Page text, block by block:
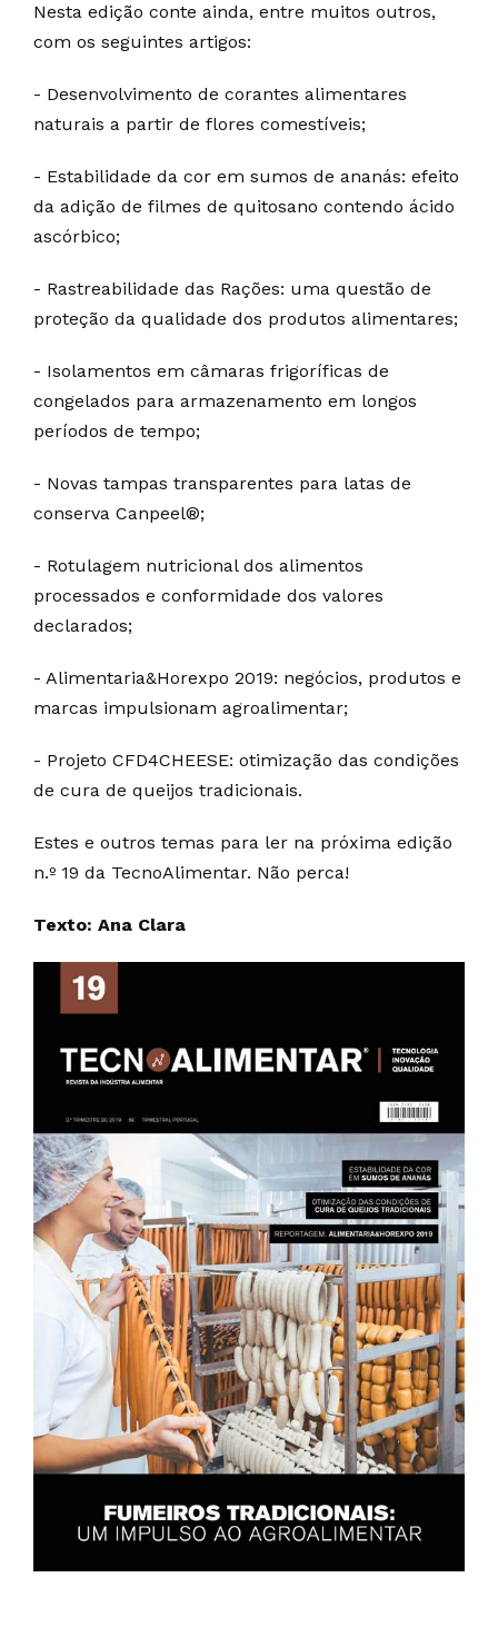
Nesta edição conte ainda, entre muitos outros,
com os seguintes artigos:
- Desenvolvimento de corantes alimentares
naturais a partir de flores comestíveis;
- Estabilidade da cor em sumos de ananás: efeito
da adição de filmes de quitosano contendo ácido
ascórbico;
- Rastreabilidade das Rações: uma questão de
proteção da qualidade dos produtos alimentares;
- Isolamentos em câmaras frigoríficas de
congelados para armazenamento em longos
períodos de tempo;
- Novas tampas transparentes para latas de
conserva Canpeel®;
- Rotulagem nutricional dos alimentos
processados e conformidade dos valores
declarados;
- Alimentaria&Horexpo 2019: negócios, produtos e
marcas impulsionam agroalimentar;
- Projeto CFD4CHEESE: otimização das condições
de cura de queijos tradicionais.
Estes e outros temas para ler na próxima edição
n.º 19 da TecnoAlimentar. Não perca!
Texto: Ana Clara